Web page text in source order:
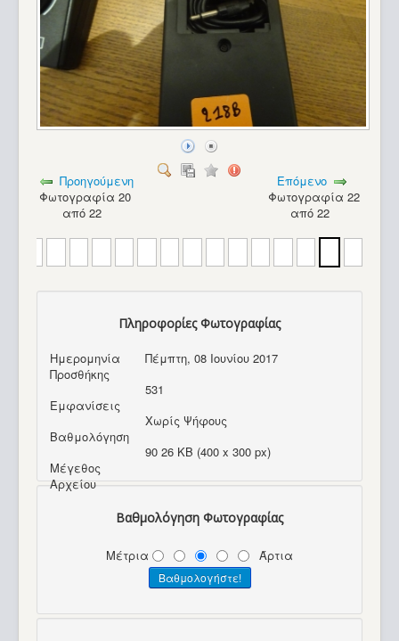
Προηγούμενη
Φωτογραφία 20
από 22
Επόμενο
Φωτογραφία 22
από 22
Πληροφορίες Φωτογραφίας
Ημερομηνία
Προσθήκης
Πέμπτη, 08 Ιουνίου 2017
Εμφανίσεις
531
Βαθμολόγηση
Χωρίς Ψήφους
Μέγεθος
Αρχείου
90 26 KB (400 x 300 px)
Βαθμολόγηση Φωτογραφίας
Μέτρια Άρτια